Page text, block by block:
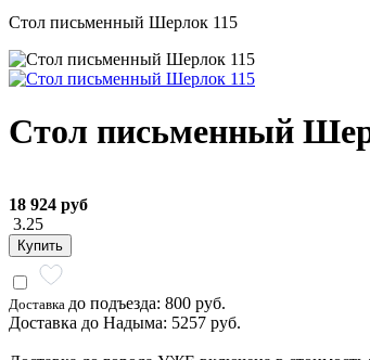
Стол письменный Шерлок 115
Стол письменный
18 924 руб
3.25
Купить
Доставка до подъезда: 800 руб.
Доставка до Надыма: 5257 руб.